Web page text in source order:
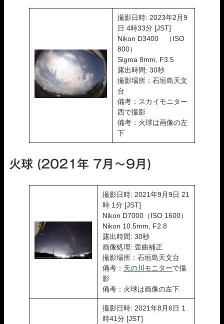
撮影日時: 2023年2月9
日 4時33分 [JST]
Nikon D3400 （ISO
800）
Sigma 8mm, F3.5
露出時間: 30秒
撮影場所：石垣島天文
台
備考：スカイモニター
西で撮影
備考：火球は画像の左
下
火球 (2021年 7月〜9月)
撮影日時: 2021年9月9日 21
時 1分 [JST]
Nikon D7000（ISO 1600）
Nikon 10.5mm, F2.8
露出時間: 30秒
画像処理: 歪曲補正
撮影場所：石垣島天文台
備考： 天の川モニターで撮
影
備考：火球は画像の左下
撮影日時: 2021年8月6日 1
時41分 [JST]